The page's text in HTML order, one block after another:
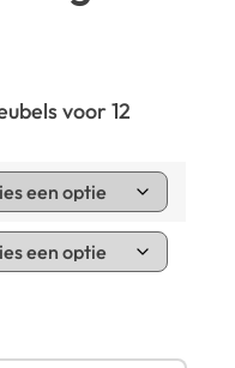
voor 12